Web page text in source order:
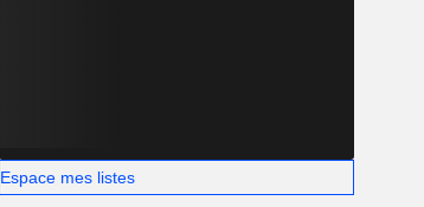
Espace mes listes